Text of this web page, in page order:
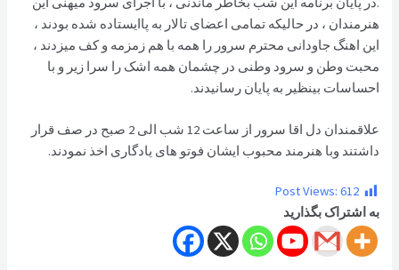
هنرمندان ، در حالیکه تمامی اعضای تالار به پاایستاده شده بودند ،
این اهنگ جاودانی محترم سرور را همه با هم زمزمه و کف میزدند ،
محبت وطن و سرود وطنی در چشمان همه اشک را سرا زیر و با
احساسات بینظیر به پایان رسانیدند.
علاقمندان دل اقا سرور از ساعت 12 شب الی 2 صبح در صف قرار
داشتند وبا هنرمند محبوب ایشان فوتو های یادگاری اخذ نمودند.
Post Views: 612
به اشتراک بگذارید